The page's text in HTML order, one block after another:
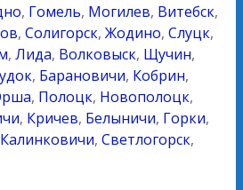
, Гомель, Могилев, Витебск,
, Солигорск, Жодино, Слуцк,
, Лида, Волковыск, Щучин,
, Барановичи, Кобрин,
, Полоцк, Новополоцк,
, Кричев, Белыничи, Горки,
Калинковичи, Светлогорск,